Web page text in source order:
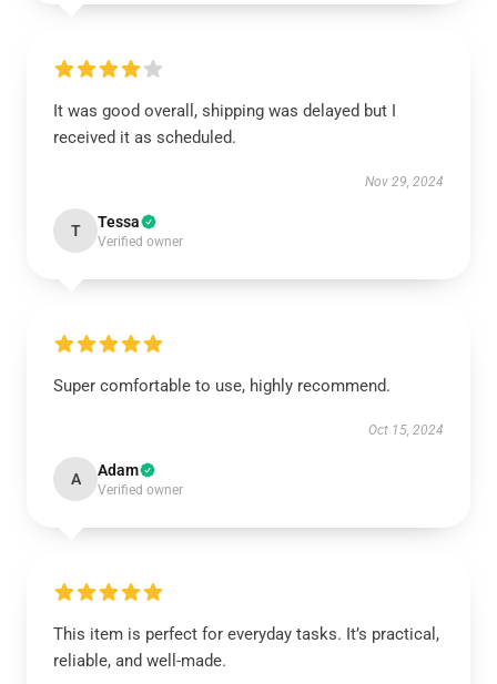
It was good overall, shipping was delayed but I
received it as scheduled.
Nov 29, 2024
T Tessa
Verified owner
Super comfortable to use, highly recommend.
Oct 15, 2024
A Adam
Verified owner
This item is perfect for everyday tasks. It’s practical,
reliable, and well-made.